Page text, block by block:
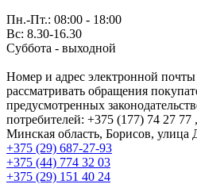
Пн.-Пт.: 08:00 - 18:00
Вс: 8.30-16.30
Суббота - выходной
Номер и адрес электронной
рассматривать обращения
предусмотренных
потребителей: +375 (177) 74 27 77
Минская область, Борисов, улица
+375 (29) 687-27-93
+375 (44) 774 32 03
+375 (29) 151 40 24